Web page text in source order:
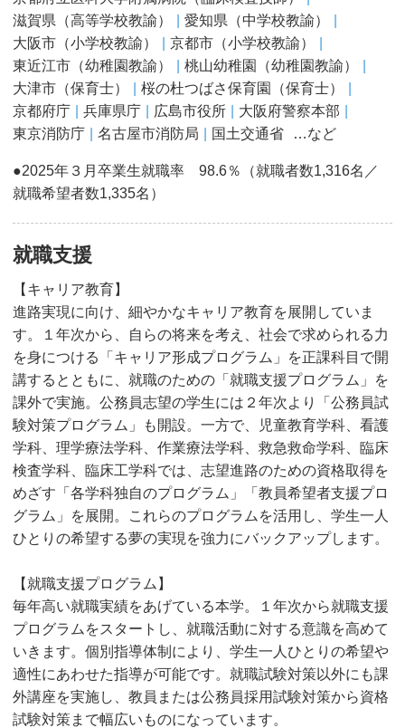
滋賀県（高等学校教諭）
愛知県（中学校教諭）
大阪市（小学校教諭）
京都市（小学校教諭）
東近江市（幼稚園教諭）
桃山幼稚園（幼稚園教諭）
大津市（保育士）
桜の杜つばさ保育園（保育士）
京都府庁
兵庫県庁 広島市役所
大阪府警察本部
東京消防庁
名古屋市消防局 国土交通省 …など
●2025年３月卒業生就職率 98.6％（就職者数1,316名／
就職希望者数1,335名）
就職支援
【キャリア教育】
進路実現に向け、細やかなキャリア教育を展開していま
す。１年次から、自らの将来を考え、社会で求められる力
を身につける「キャリア形成プログラム」を正課科目で開
講するとともに、就職のための「就職支援プログラム」を
課外で実施。公務員志望の学生には２年次より「公務員試
験対策プログラム」も開設。一方で、児童教育学科、看護
学科、理学療法学科、作業療法学科、救急救命学科、臨床
検査学科、臨床工学科では、志望進路のための資格取得を
めざす「各学科独自のプログラム」「教員希望者支援プロ
グラム」を展開。これらのプログラムを活用し、学生一人
ひとりの希望する夢の実現を強力にバックアップします。
【就職支援プログラム】
毎年高い就職実績をあげている本学。１年次から就職支援
プログラムをスタートし、就職活動に対する意識を高めて
いきます。個別指導体制により、学生一人ひとりの希望や
適性にあわせた指導が可能です。就職試験対策以外にも課
外講座を実施し、教員または公務員採用試験対策から資格
試験対策まで幅広いものになっています。